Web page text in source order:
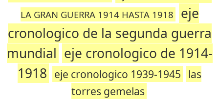
LA GRAN GUERRA 1914 HASTA 1918
eje
cronologico de la segunda guerra
mundial eje cronologico de 1914-
1918 eje cronologico 1939-1945 las
torres gemelas